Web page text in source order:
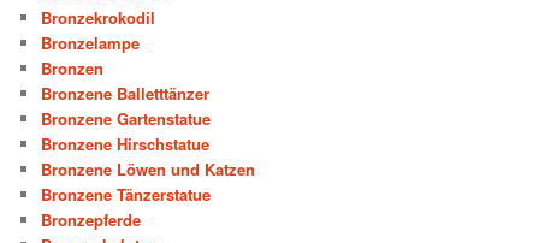
Bronzekrokodil
Bronzelampe
Bronzen
Bronzene Balletttänzer
Bronzene Gartenstatue
Bronzene Hirschstatue
Bronzene Löwen und Katzen
Bronzene Tänzerstatue
Bronzepferde